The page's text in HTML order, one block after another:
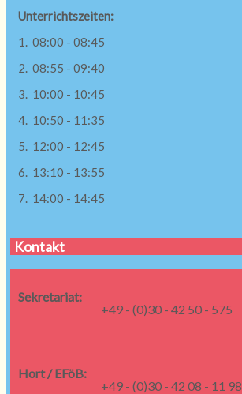
Unterrichtszeiten:
1. 08:00 - 08:45
2. 08:55 - 09:40
3. 10:00 - 10:45
4. 10:50 - 11:35
5. 12:00 - 12:45
6. 13:10 - 13:55
7. 14:00 - 14:45
Kontakt
Sekretariat:
+49 - (0)30 - 42 50 - 575
Hort / EFöB:
+49 - (0)30 - 42 08 - 11 98